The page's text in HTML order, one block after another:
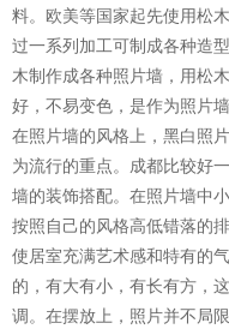
料。欧美等国家起先使用松
过一系列加工可制成各种造
木制作成各种照片墙，用松
好，不易变色，是作为照片
在照片墙的风格上，黑白照
为流行的重点。成都比较好
墙的装饰搭配。在照片墙中
按照自己的风格高低错落的
使居室充满艺术感和特有的
的，有大有小，有长有方，
调。在摆放上，照片并不局